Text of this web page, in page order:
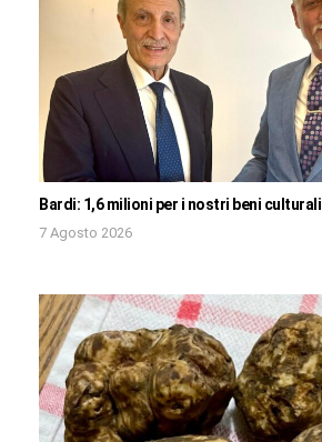
Bardi: 1,6 milioni per i nostri beni culturali
7 Agosto 2026